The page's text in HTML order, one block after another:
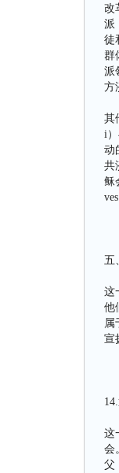
改
派
徒
群
派
方
其
i
动
共
稣
五
这
他
属
宣
这
会
父